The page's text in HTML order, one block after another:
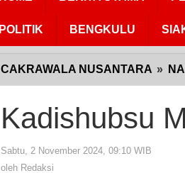
POLITIK BENGKULU
CAKRAWALA NUSANTARA »
Kadishubsu
Sabtu, 2 November 2024, 09:10 WIB
oleh Redaksi